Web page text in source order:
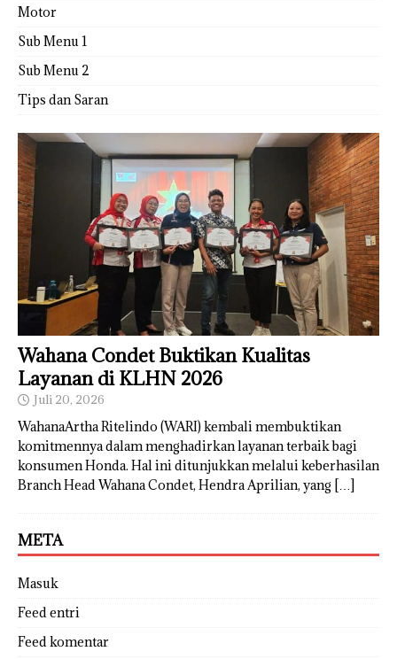
Motor
Sub Menu 1
Sub Menu 2
Tips dan Saran
Wahana Condet Buktikan Kualitas
Layanan di KLHN 2026
Juli 20, 2026
WahanaArtha Ritelindo (WARI) kembali membuktikan
komitmennya dalam menghadirkan layanan terbaik bagi
konsumen Honda. Hal ini ditunjukkan melalui keberhasilan
Branch Head Wahana Condet, Hendra Aprilian, yang […]
META
Masuk
Feed entri
Feed komentar